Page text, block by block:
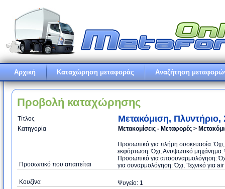
Αρχική Καταχώρηση μεταφοράς Αναζήτηση
Προβολή καταχώρησης
Τίτλος Μετακόμιση,
Κατηγορία Μετακομίσεις - Μεταφορές >
Προσωπικό που απαιτείται
Προσωπικό για πλήρη συσκευασία:
εκφόρτωση: Όχι, Ανυψωτικό μηχάνημα:
Προσωπικό για αποσυναρμολόγηση:
για συναρμολόγηση: Όχι, Τεχνικό για
Κουζίνα Ψυγείο: 1